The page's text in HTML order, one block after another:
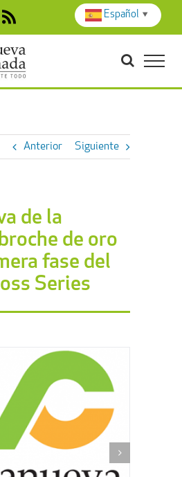
Rss
Anterior Siguiente
de la
de oro
fase del
Series
Español ▼